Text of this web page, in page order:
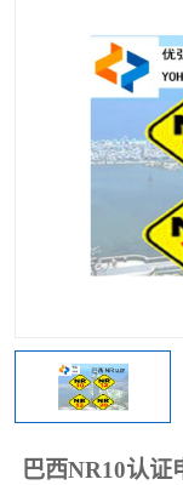
巴西NR10认